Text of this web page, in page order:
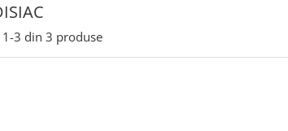
1-3 din 3 produse